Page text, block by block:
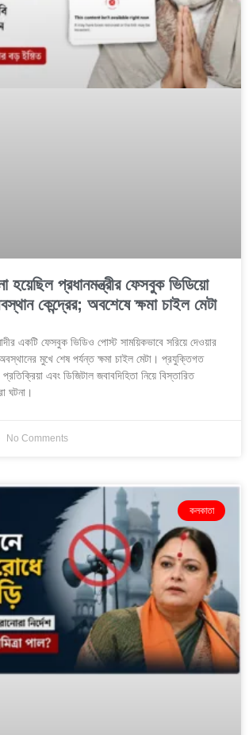
প্রধানমন্ত্রীর ফেসবুক ভিডিয়ো
কেন্দ্রের; অবশেষে ক্ষমা চাইল মেটা
একটি ফেসবুক ভিডিও পোস্ট সাময়িকভাবে সরিয়ে দেওয়ার
মুখে শেষ পর্যন্ত ক্ষমা চাইল মেটা। প্রযুক্তিগত
এবং ডিজিটাল জবাবদিহিতা নিয়ে বিস্তারিত
ঘটনা।
No Comments
কলকাতা